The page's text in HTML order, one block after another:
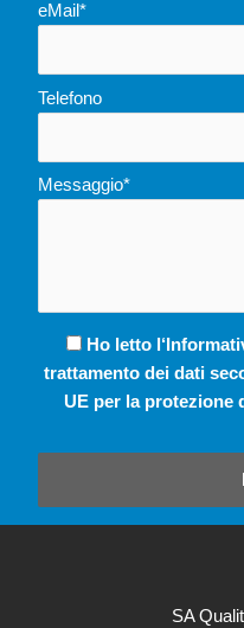
eMail*
Telefono
Messaggio*
Ho letto
trattamento dei dati
UE per la protezione
SA